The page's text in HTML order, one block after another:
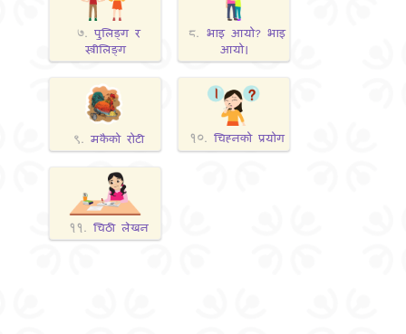
७. पुलिङ्ग र
स्त्रीलिङ्ग
८. भाइ आयो? भाइ
आयो।
९. मकैको रोटी १०. चिह्‍नको प्रयोग
११. चिठी लेखन